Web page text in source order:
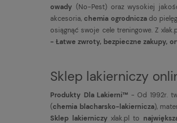
owady (No-Pest) oraz wysokiej
akcesoria,chemia ogrodniczado
osiągnąć swoje cele treningowe. Z
- Łatwe zwroty, bezpieczne zakupy,
Sklep lakierniczy
Produkty Dla Lakierni™ - Od 1992r.
(chemia blacharsko-lakiernicza),
Sklep lakierniczy xlak.pl to